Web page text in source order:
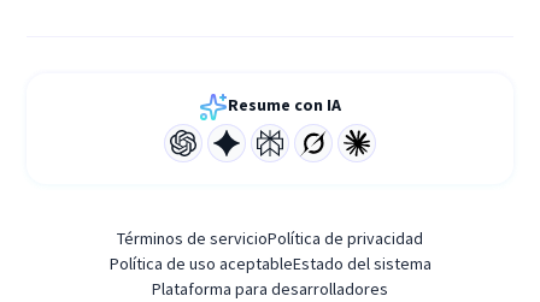
Resume con IA
Términos de servicioPolítica de privacidad
Política de uso aceptableEstado del sistema
Plataforma para desarrolladores